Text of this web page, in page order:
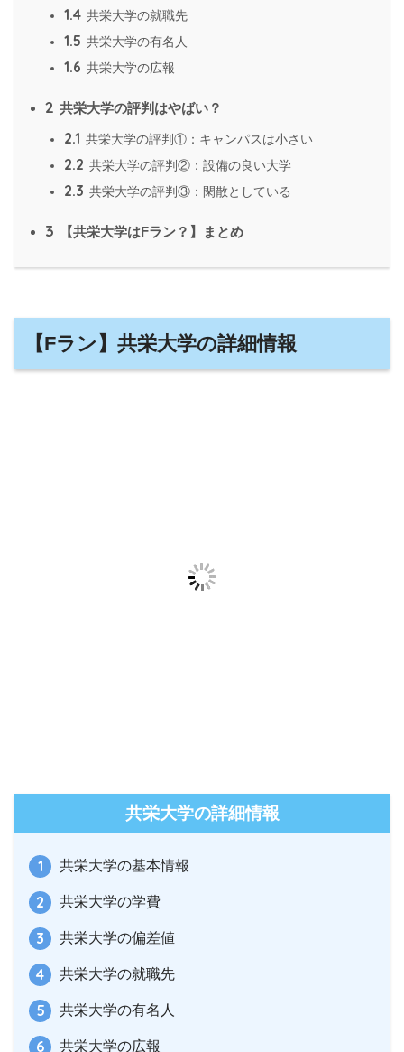
1.4 共栄大学の就職先
1.5 共栄大学の有名人
1.6 共栄大学の広報
2 共栄大学の評判はやばい？
2.1 共栄大学の評判①：キャンパスは小さい
2.2 共栄大学の評判②：設備の良い大学
2.3 共栄大学の評判③：閑散としている
3 【共栄大学はFラン？】まとめ
【Fラン】共栄大学の詳細情報
共栄大学の詳細情報
共栄大学の基本情報
共栄大学の学費
共栄大学の偏差値
共栄大学の就職先
共栄大学の有名人
共栄大学の広報